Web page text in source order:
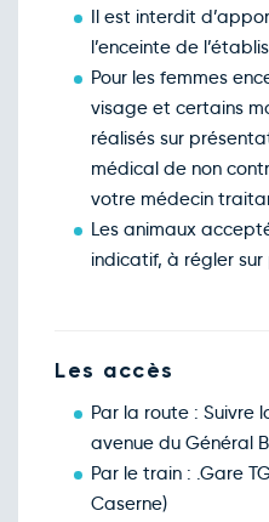
Il est interdit
l’enceinte de
Pour les femmes
visage et certains
réalisés sur
médical de non
votre médecin
Les animaux
indicatif, à régler sur
Les accès
Par la route : Suivre
avenue du Général
Par le train : .Gare
Caserne)